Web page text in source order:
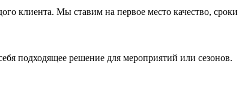
клиента. Мы ставим на первое место качество,
подходящее решение для мероприятий или сезонов.